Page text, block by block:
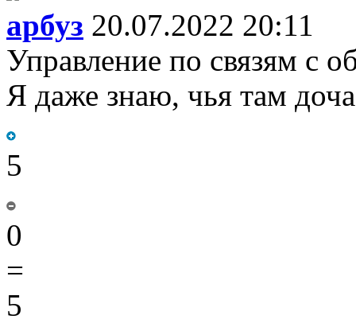
арбуз 20.07.2022 20:11
Управление по связям с
Я даже знаю, чья там
5
0
=
5